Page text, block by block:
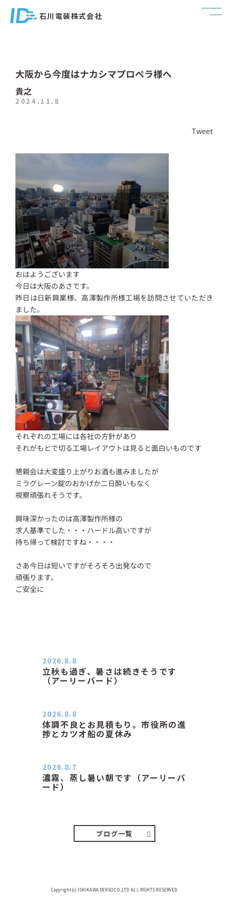
石川電装株式会社
大阪から今度はナカシマプロペラ様へ
貴之
2024.11.8
Tweet
おはようございます
今日は大阪のあさです。
昨日は日新興業様、高澤製作所様工場を訪問させていただき
ました。
それぞれの工場には各社の方針があり
それがもとで切る工場レイアウトは見ると面白いものです
懇親会は大変盛り上がりお酒も進みましたが
ミラグレーン錠のおかげか二日酔いもなく
視察頑張れそうです。
興味深かったのは高澤製作所様の
求人基準でした・・・ハードル高いですが
持ち帰って検討ですね・・・・
さあ今日は短いですがそろそろ出発なので
頑張ります。
ご安全に
立秋も過ぎ、暑さは続きそうです
（アーリーバード）
2026.8.8
体調不良とお見積もり。市役所の進
捗とカツオ船の夏休み
2026.8.8
濃霧、蒸し暑い朝です（アーリーバ
ード）
2026.8.7
ブログ一覧
Copyright(c) ISHIKAWA DENSO CO.,LTD. ALL RIGHTS RESERVED.